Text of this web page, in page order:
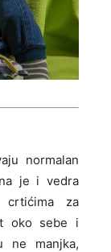
normalan
je i vedra
za
oko sebe i
ne manjka,